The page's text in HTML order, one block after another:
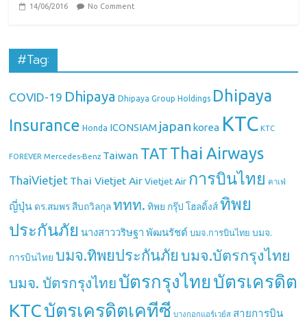
14/06/2016 No Comment
#Tag:
COVID-19 Dhipaya Dhipaya Group Holdings Dhipaya
Insurance Honda ICONSIAM japan korea KTC KTC
FOREVER Mercedes-Benz Taiwan TAT Thai Airways
ThaiVietjet Thai Vietjet Air Vietjet Air การบินไทย คาเฟ่
ญี่ปุ่น ดร.สมพร สืบถวิลกุล ททท. ทิพย กรุ๊ป โฮลดิ้งส์ ทิพย
ประกันภัย นางสาววริษฐา พัฒนรัชต์ บมจ.การบินไทย บมจ.
การบินไทย บมจ.ทิพยประกันภัย บมจ.บัตรกรุงไทย
บมจ. บัตรกรุงไทย บัตรกรุงไทย บัตรเครดิต
KTCบัตรเครดิตเคทีซี บางกอกแอร์เวย์ส สายการบิน